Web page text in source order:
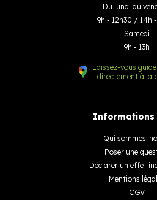
Du lundi au
9h - 12h30 / 14h -
Samedi
9h - 13h
Laissez-vous
directement à la
Informations
Qui sommes-
Poser une
Déclarer un effet
Mentions
CGV